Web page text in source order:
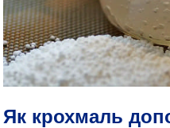
Як крохмаль